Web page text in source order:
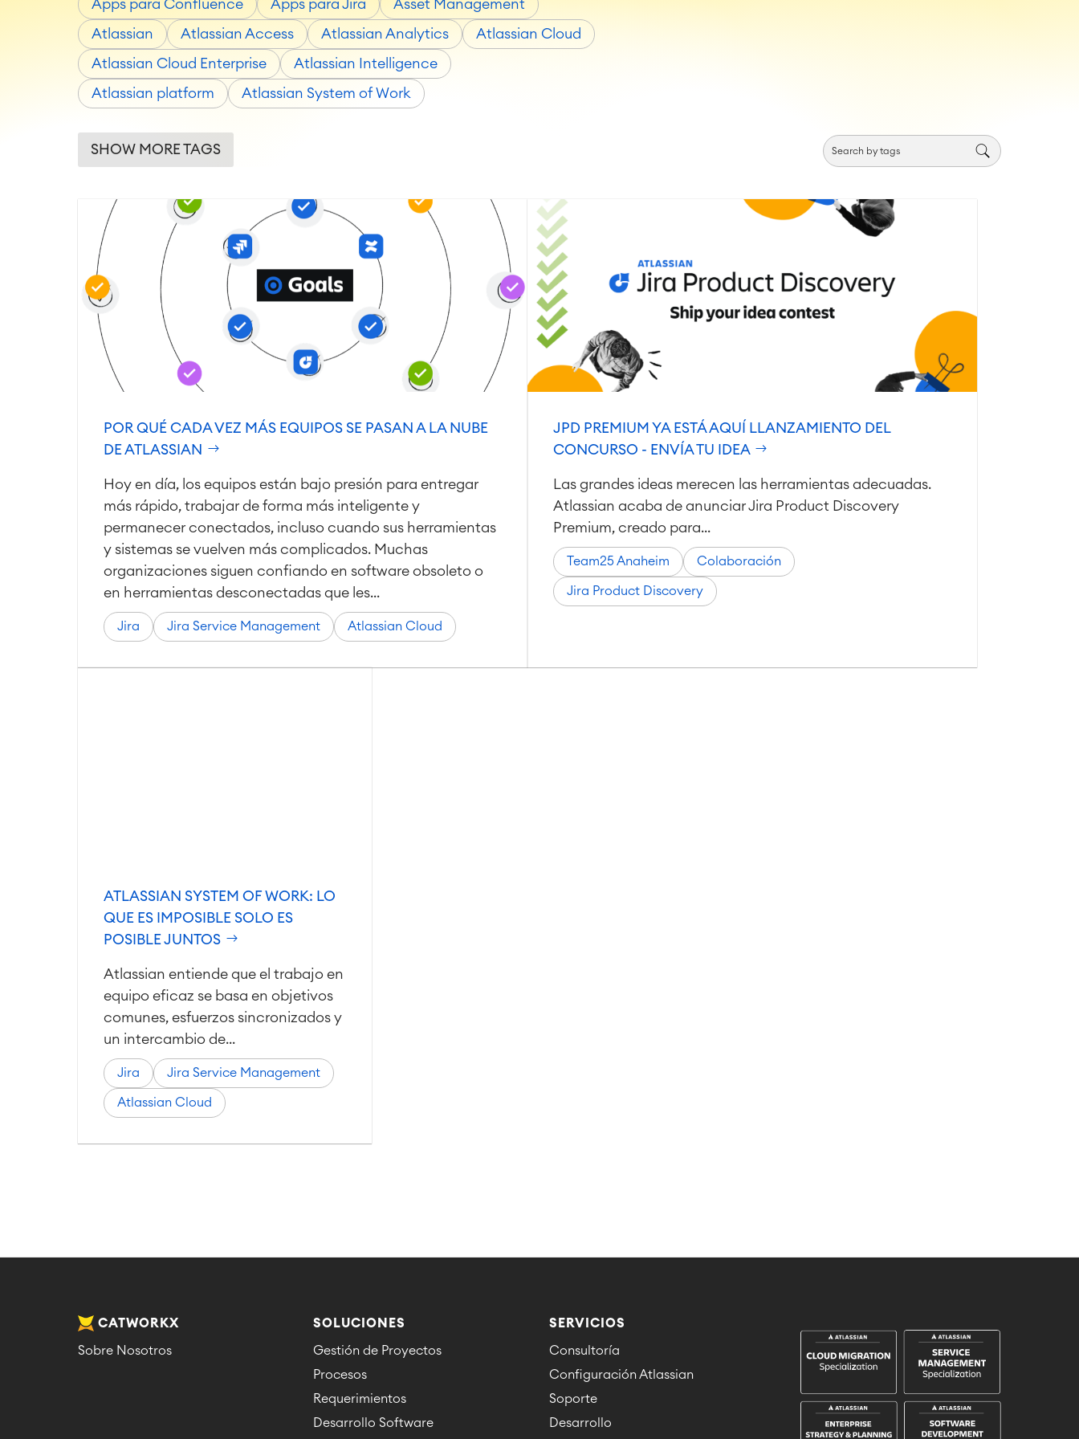
Apps para Confluence Apps para Jira Asset Management
Atlassian Atlassian Access Atlassian Analytics Atlassian Cloud
Atlassian Cloud Enterprise Atlassian Intelligence
Atlassian platform Atlassian System of Work
SHOW MORE TAGS
POR QUÉ CADA VEZ MÁS EQUIPOS SE PASAN A LA NUBE
DE ATLASSIAN
Hoy en día, los equipos están bajo presión para entregar
más rápido, trabajar de forma más inteligente y
permanecer conectados, incluso cuando sus herramientas
y sistemas se vuelven más complicados. Muchas
organizaciones siguen confiando en software obsoleto o
en herramientas desconectadas que les...
Jira Jira Service Management Atlassian Cloud
JPD PREMIUM YA ESTÁ AQUÍ LLANZAMIENTO DEL
CONCURSO - ENVÍA TU IDEA
Las grandes ideas merecen las herramientas adecuadas.
Atlassian acaba de anunciar Jira Product Discovery
Premium, creado para...
Team25 Anaheim Colaboración
Jira Product Discovery
ATLASSIAN SYSTEM OF WORK: LO
QUE ES IMPOSIBLE SOLO ES
POSIBLE JUNTOS
Atlassian entiende que el trabajo en
equipo eficaz se basa en objetivos
comunes, esfuerzos sincronizados y
un intercambio de...
Jira Jira Service Management
Atlassian Cloud
CATWORKX
Sobre Nosotros
SOLUCIONES
Gestión de Proyectos
Procesos
Requerimientos
Desarrollo Software
SERVICIOS
Consultoría
Configuración Atlassian
Soporte
Desarrollo